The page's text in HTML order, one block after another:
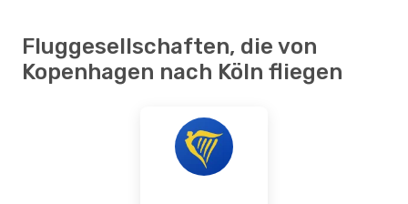
Fluggesellschaften, die von
Kopenhagen nach Köln fliegen